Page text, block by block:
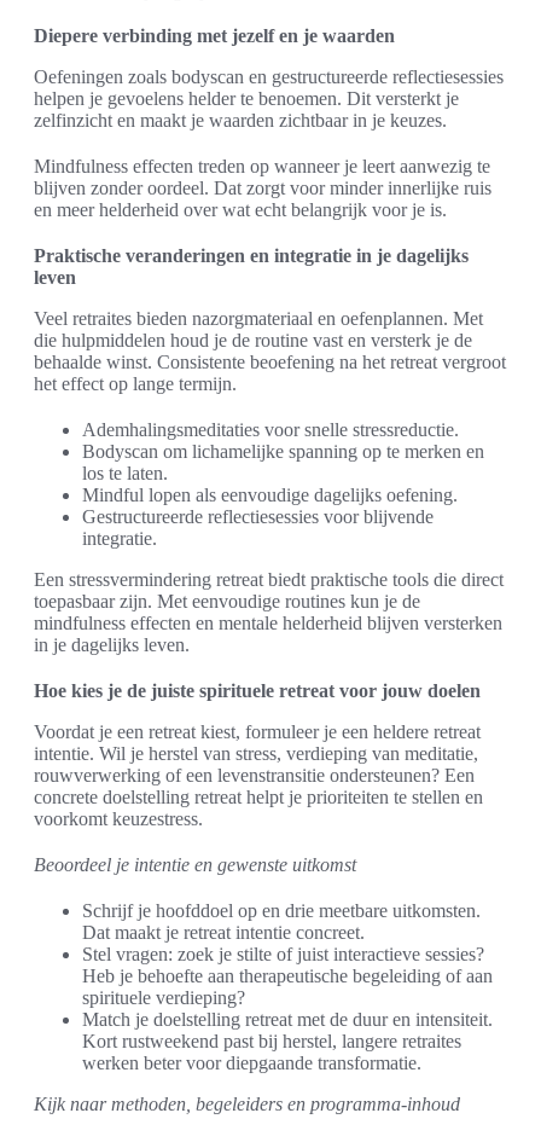
Diepere verbinding met jezelf en je waarden
Oefeningen zoals bodyscan en gestructureerde reflectiesessies
helpen je gevoelens helder te benoemen. Dit versterkt je
zelfinzicht en maakt je waarden zichtbaar in je keuzes.
Mindfulness effecten treden op wanneer je leert aanwezig te
blijven zonder oordeel. Dat zorgt voor minder innerlijke ruis
en meer helderheid over wat echt belangrijk voor je is.
Praktische veranderingen en integratie in je dagelijks
leven
Veel retraites bieden nazorgmateriaal en oefenplannen. Met
die hulpmiddelen houd je de routine vast en versterk je de
behaalde winst. Consistente beoefening na het retreat vergroot
het effect op lange termijn.
Ademhalingsmeditaties voor snelle stressreductie.
Bodyscan om lichamelijke spanning op te merken en
los te laten.
Mindful lopen als eenvoudige dagelijks oefening.
Gestructureerde reflectiesessies voor blijvende
integratie.
Een stressvermindering retreat biedt praktische tools die direct
toepasbaar zijn. Met eenvoudige routines kun je de
mindfulness effecten en mentale helderheid blijven versterken
in je dagelijks leven.
Hoe kies je de juiste spirituele retreat voor jouw doelen
Voordat je een retreat kiest, formuleer je een heldere retreat
intentie. Wil je herstel van stress, verdieping van meditatie,
rouwverwerking of een levenstransitie ondersteunen? Een
concrete doelstelling retreat helpt je prioriteiten te stellen en
voorkomt keuzestress.
Beoordeel je intentie en gewenste uitkomst
Schrijf je hoofddoel op en drie meetbare uitkomsten.
Dat maakt je retreat intentie concreet.
Stel vragen: zoek je stilte of juist interactieve sessies?
Heb je behoefte aan therapeutische begeleiding of aan
spirituele verdieping?
Match je doelstelling retreat met de duur en intensiteit.
Kort rustweekend past bij herstel, langere retraites
werken beter voor diepgaande transformatie.
Kijk naar methoden, begeleiders en programma-inhoud